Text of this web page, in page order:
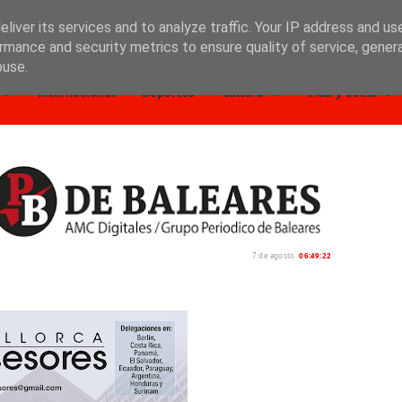
Internacional Deportes Cultura Vida y estilo
7 de agosto 06:49:23
its services and to analyze traffic. Your IP address and
and security metrics to ensure quality of service,